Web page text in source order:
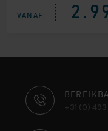
VANAF:
CONTACT
INFORMATIE
+31 (0) 493